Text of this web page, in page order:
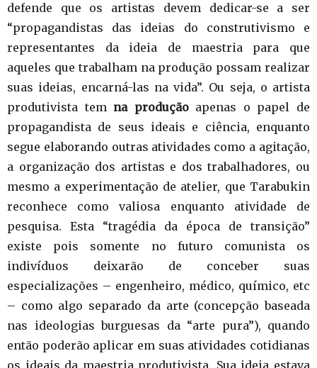
defende que os artistas devem dedicar-se a ser
“propagandistas das ideias do construtivismo e
representantes da ideia de maestria para que
aqueles que trabalham na produção possam realizar
suas ideias, encarná-las na vida”. Ou seja, o artista
produtivista tem na produçãoapenas o papel de
propagandista de seus ideais e ciência, enquanto
segue elaborando outras atividades como a agitação,
a organização dos artistas e dos trabalhadores, ou
mesmo a experimentação de atelier, que Tarabukin
reconhece como valiosa enquanto atividade de
pesquisa. Esta “tragédia da época de transição”
existe pois somente no futuro comunista os
indivíduos deixarão de conceber suas
especializações – engenheiro, médico, químico, etc
– como algo separado da arte (concepção baseada
nas ideologias burguesas da “arte pura”), quando
então poderão aplicar em suas atividades cotidianas
os ideais da maestria produtivista. Sua ideia estava